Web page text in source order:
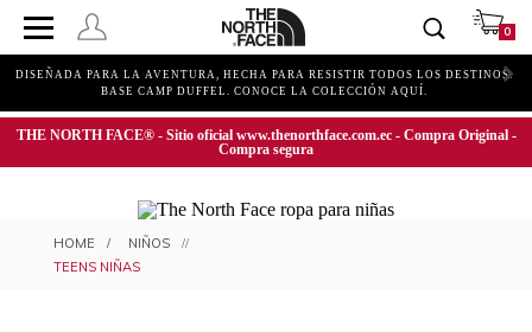
0
DISEÑADA PARA LA AVENTURA, HECHA PARA RESISTIR TODOS LOS DESTINOS.
BASE CAMP DUFFEL. CONOCE LA COLECCIÓN AQUÍ.
THE NORTH FACE® - Sitio oficial www.thenorthface.com.ec - Compra Original -
Compra segura
ROPA Y ACCESORIOS TEENS
NIÑOS
TEENS NIÑAS